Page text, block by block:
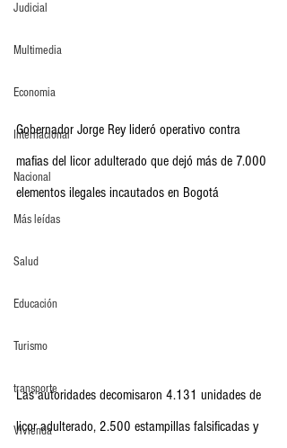
Judicial
Multimedia
Economia
Internacional
Nacional
Más leídas
Salud
Educación
Turismo
transporte
Vivienda
Gobernador Jorge Rey lideró operativo contra
mafias del licor adulterado que dejó más de 7.000
elementos ilegales incautados en Bogotá
Las autoridades decomisaron 4.131 unidades de
licor adulterado, 2.500 estampillas falsificadas y